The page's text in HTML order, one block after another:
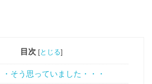
目次 [とじる]
そう思っていました・・・